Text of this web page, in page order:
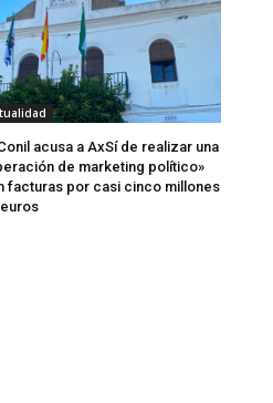
acusa a AxSí de realizar una
de marketing político»
facturas por casi cinco millones